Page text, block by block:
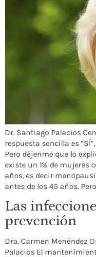
Dr. Santiago Palacios
respuesta sencilla es
Pero déjenme que lo
existe un 1% de mujeres
años, es decir
antes de los 45 años.
Las
prevención
Dra. Carmen Menéndez
Palacios El